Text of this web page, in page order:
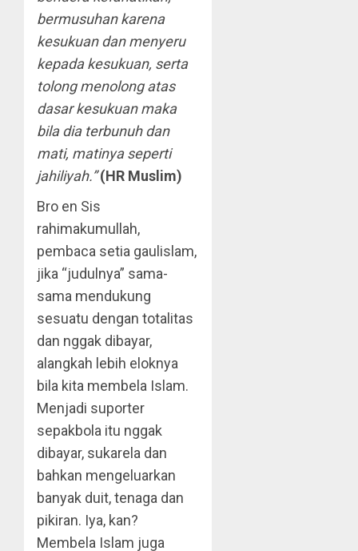
bermusuhan karena
kesukuan dan menyeru
kepada kesukuan, serta
tolong menolong atas
dasar kesukuan maka
bila dia terbunuh dan
mati, matinya seperti
jahiliyah.” (HR Muslim)
Bro en Sis
rahimakumullah,
pembaca setia gaulislam,
jika “judulnya” sama-
sama mendukung
sesuatu dengan totalitas
dan nggak dibayar,
alangkah lebih eloknya
bila kita membela Islam.
Menjadi suporter
sepakbola itu nggak
dibayar, sukarela dan
bahkan mengeluarkan
banyak duit, tenaga dan
pikiran. Iya, kan?
Membela Islam juga